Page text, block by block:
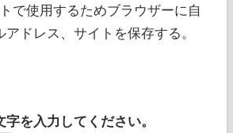
で使用するためブラウザーに自
ドレス、サイトを保存する。
を入力してください。